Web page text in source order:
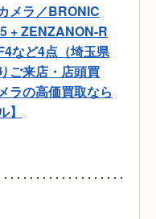
メラ／BRONIC
+ ZENZANON-R
など4点（埼玉県
ご来店・店頭買
ラの高価買取なら
】